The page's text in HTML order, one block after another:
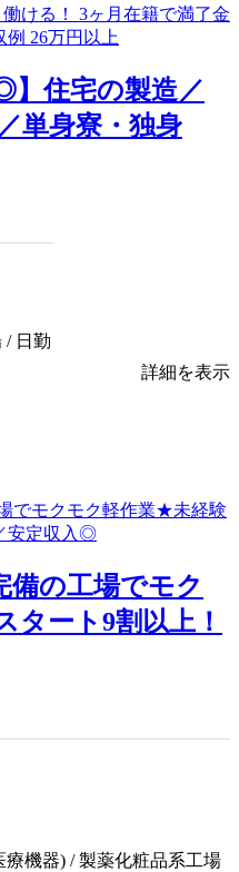
】住宅の製造／
単身寮・独身
/ 日勤
詳細を表示
備の工場でモク
ート9割以上！
機器) / 製薬化粧品系工場